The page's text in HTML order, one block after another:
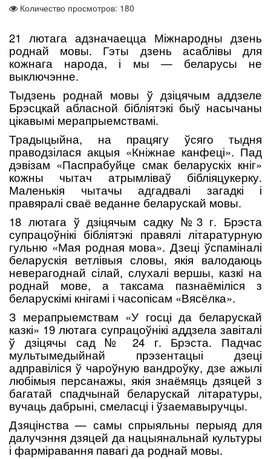
Количество просмотров: 180
21 лютага адзначаецца Міжнародны дзень
роднай мовы. Гэты дзень асаблівы для
кожнага народа, і мы — беларусы не
выключэнне.
Тыдзень роднай мовы ў дзіцячым аддзеле
Брэсцкай абласной бібліятэкі быў насычаны
цікавымі мерапрыемствамі.
Традыцыйна, на працягу ўсяго тыдня
праводзілася акцыя «Кніжнае канфеці». Пад
дэвізам «Паспрабуйце смак беларускіх кніг»
кожны чытач атрымліваў бібліяцукерку.
Маленькія чытачы адгадвалі загадкі і
правяралі сваё веданне беларускай мовы.
18 лютага ў дзіцячым садку №3 г. Брэста
супрацоўнікі бібліятэкі правялі літаратурную
гульню «Мая родная мова». Дзеці ўспаміналі
беларускія ветлівыя словы, якія валодаюць
неверагоднай сілай, слухалі вершы, казкi на
роднай мове, а таксама пазнаёміліся з
беларускімі кнігамі і часопісам «Вясёлка».
З мерапрыемствам «У госці да беларускай
казкі» 19 лютага супрацоўнікі аддзела завіталі
ў дзіцячы сад № 24 г. Брэста. Падчас
мультымедыйнай прэзентацыі дзеці
адправіліся ў чароўную вандроўку, дзе ажылі
любімыя персанажы, якія знаёмяць дзяцей з
багатай спадчынай беларускай літаратуры,
вучаць дабрыні, смеласці і ўзаемавыручцы.
Дзяцінства — самы спрыяльны перыяд для
далучэння дзяцей да нацыянальнай культуры
і фарміравання павагі да роднай мовы.